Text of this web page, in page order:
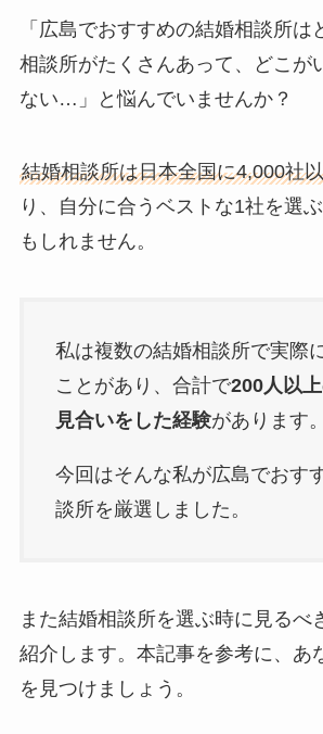
「広島でおすすめの結婚相談所は
相談所がたくさんあって、どこが
ない…」と悩んでいませんか？
結婚相談所は日本全国に4,000社
り、自分に合うベストな1社を選
もしれません。
私は複数の結婚相談所で実際
ことがあり、合計で200人以
見合いをした経験があります。
今回はそんな私が広島でおす
談所を厳選しました。
また結婚相談所を選ぶ時に見るべ
紹介します。本記事を参考に、あ
を見つけましょう。